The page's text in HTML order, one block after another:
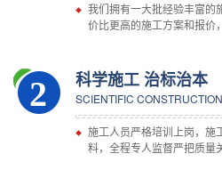
我们拥有一大批经验丰富的
价比更高的施工方案和报价
2 科学施工 治标治本
SCIENTIFIC
施工人员严格培训上岗，施
料，全程专人监督严把质量